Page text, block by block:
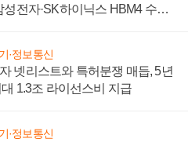
성전자·SK하이닉스 HBM4 수율
·정보통신
넷리스트와 특허분쟁 매듭, 5년
1.3조 라이선스비 지급
·정보통신